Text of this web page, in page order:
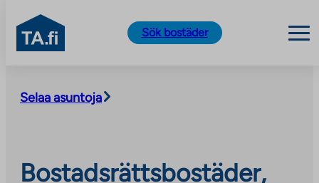
content
TA.fi
Sök bostäder
Selaa asuntoja
Bostadsrättsbostäder,